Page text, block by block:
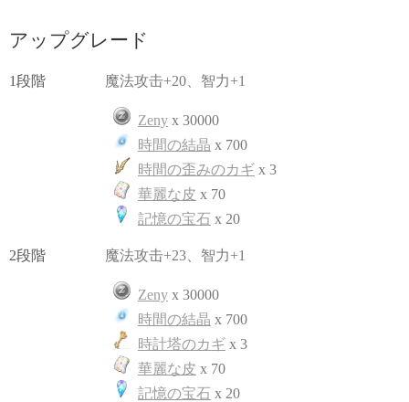
アップグレード
1段階 魔法攻击+20、智力+1
Zeny x 30000
時間の結晶 x 700
時間の歪みのカギ x 3
華麗な皮 x 70
記憶の宝石 x 20
2段階 魔法攻击+23、智力+1
Zeny x 30000
時間の結晶 x 700
時計塔のカギ x 3
華麗な皮 x 70
記憶の宝石 x 20